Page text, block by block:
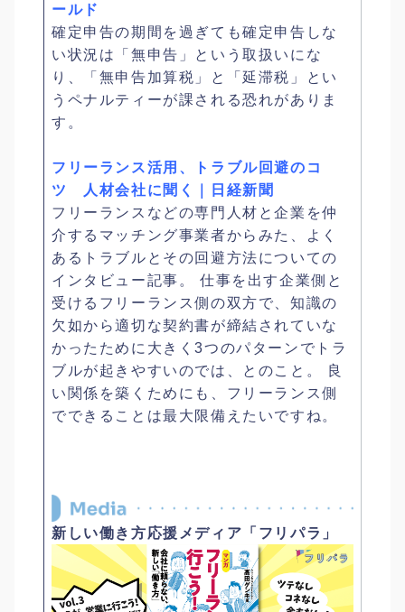
ールド
確定申告の期間を過ぎても確定申告しな
い状況は「無申告」という取扱いにな
り、「無申告加算税」と「延滞税」とい
うペナルティーが課される恐れがありま
す。
フリーランス活用、トラブル回避のコ
ツ 人材会社に聞く｜日経新聞
フリーランスなどの専門人材と企業を仲
介するマッチング事業者からみた、よく
あるトラブルとその回避方法についての
インタビュー記事。 仕事を出す企業側と
受けるフリーランス側の双方で、知識の
欠如から適切な契約書が締結されていな
かったために大きく3つのパターンでトラ
ブルが起きやすいのでは、とのこと。 良
い関係を築くためにも、フリーランス側
でできることは最大限備えたいですね。
新しい働き方応援メディア「フリパラ」